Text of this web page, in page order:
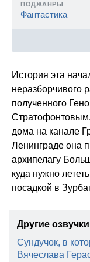
ПОДЖАНРЫ
Фантастика
История эта
неразборчивого
полученного
дома на канале
Ленинграде она
архипелагу
куда нужно
посадкой в
Другие озвучки
Сундучок, в
Вячеслава